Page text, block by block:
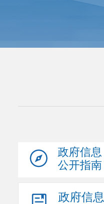
政府信息
公开指南
政府信息